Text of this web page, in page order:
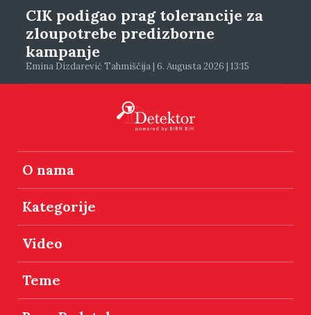
CIK podigao prag tolerancije za
zloupotrebe predizborne
kampanje
Emina Dizdarević Tahmiščija | 6. Augusta 2026 | 13:15
O nama
Kategorije
Video
Teme